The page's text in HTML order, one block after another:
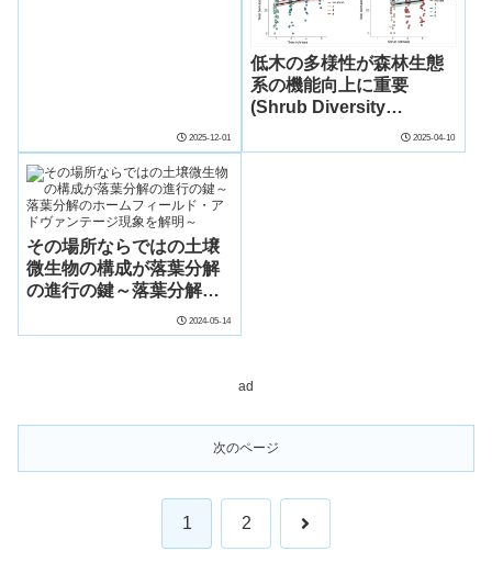
2025-12-01
低木の多様性が森林生態
系の機能向上に重要
(Shrub Diversity
Functioning)
2025-04-10
その場所ならではの土壌
微生物の構成が落葉分解
の進行の鍵～落葉分解の
ホームフィールド・アド
ヴァンテージ現象を解明
2024-05-14
ad
次のページ
1 2 次